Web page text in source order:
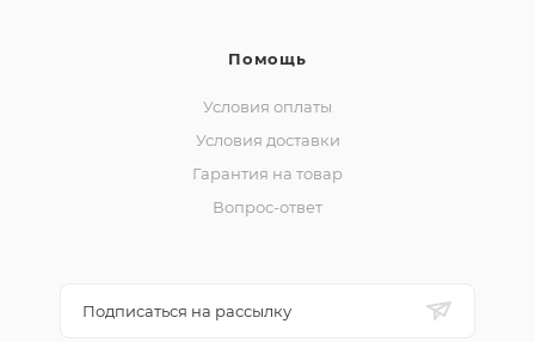
Помощь
Условия оплаты
Условия доставки
Гарантия на товар
Вопрос-ответ
Подписаться на рассылку